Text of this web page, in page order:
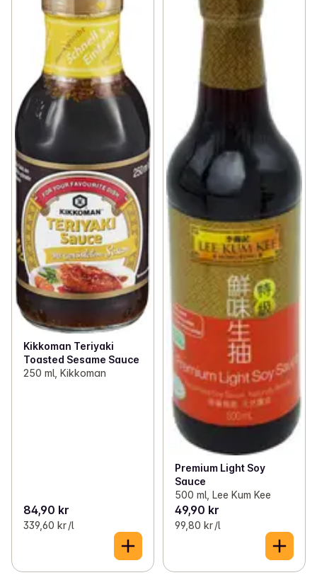
Kikkoman Teriyaki
Toasted Sesame Sauce
250 ml, Kikkoman
84,90 kr
339,60 kr /l
Premium Light Soy
Sauce
500 ml, Lee Kum Kee
49,90 kr
99,80 kr /l